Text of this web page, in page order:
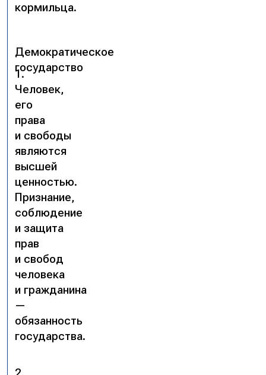
кормильца.
Демократическое
государство
1.
Человек,
его
права
и свободы
являются
высшей
ценностью.
Признание,
соблюдение
и защита
прав
и свобод
человека
и гражданина
—
обязанность
государства.